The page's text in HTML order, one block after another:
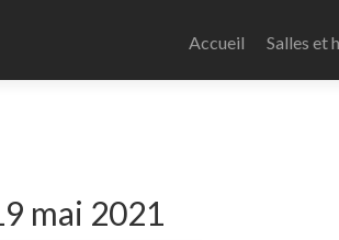
au
principal
Accueil Salles et
mai 2021